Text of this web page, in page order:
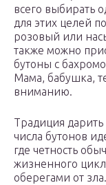
всего выбирать
для этих целей
розовый или
также можно
бутоны с
Мама, бабушка,
вниманию.
Традиция
числа бутонов
где четность
жизненного
оберегами от зла.